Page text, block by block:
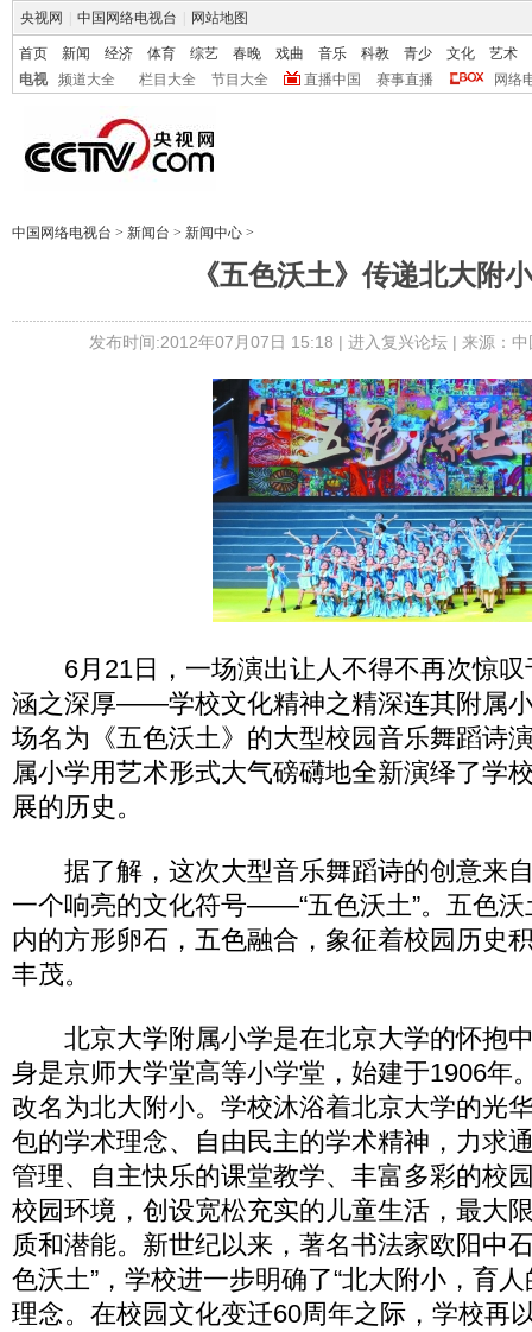
央视网 中国网络电视台 网站地图
首页 新闻 经济 体育 综艺 春晚 戏曲 音乐 科教 青少 文化
艺术
电视
频道大全 栏目大全 节目大全 直播中国 赛事直播 网络
中国网络电视台 > 新闻台 > 新闻中心 >
《五色沃土》传递北大附
发布时间:2012年07月07日 15:18 | 进入复兴论坛| 来源：
6月21日，一场演出让人不得不再次惊叹
涵之深厚――学校文化精神之精深连其附属
场名为《五色沃土》的大型校园音乐舞蹈诗
属小学用艺术形式大气磅礴地全新演绎了学
展的历史。
据了解，这次大型音乐舞蹈诗的创意来
一个响亮的文化符号――“五色沃土”。五色
内的方形卵石，五色融合，象征着校园历史
丰茂。
北京大学附属小学是在北京大学的怀抱
身是京师大学堂高等小学堂，始建于1906年
改名为北大附小。学校沐浴着北京大学的光
包的学术理念、自由民主的学术精神，力求
管理、自主快乐的课堂教学、丰富多彩的校
校园环境，创设宽松充实的儿童生活，最大
质和潜能。新世纪以来，著名书法家欧阳中
色沃土”，学校进一步明确了“北大附小，育
理念。在校园文化变迁60周年之际，学校再